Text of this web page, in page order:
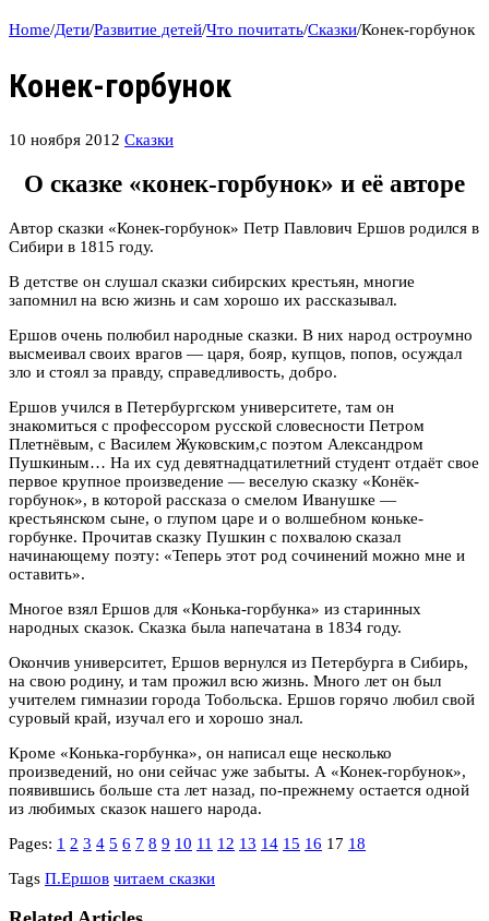
Home/Дети/Развитие детей/Что почитать/Сказки/Конек-горбунок
Конек-горбунок
10 ноября 2012 Сказки
О сказке «конек-горбунок» и её авторе
Автор сказки «Конек-горбунок» Петр Павлович Ершов родился в
Сибири в 1815 году.
В детстве он слушал сказки сибирских крестьян, многие
запомнил на всю жизнь и сам хорошо их рассказывал.
Ершов очень полюбил народные сказки. В них народ остроумно
высмеивал своих врагов — царя, бояр, купцов, попов, осуждал
зло и стоял за правду, справедливость, добро.
Ершов учился в Петербургском университете, там он
знакомиться с профессором русской словесности Петром
Плетнёвым, с Василем Жуковским,с поэтом Александром
Пушкиным… На их суд девятнадцатилетний студент отдаёт свое
первое крупное произведение — веселую сказку «Конёк-
горбунок», в которой рассказа о смелом Иванушке —
крестьянском сыне, о глупом царе и о волшебном коньке-
горбунке. Прочитав сказку Пушкин с похвалою сказал
начинающему поэту: «Теперь этот род сочинений можно мне и
оставить».
Многое взял Ершов для «Конька-горбунка» из старинных
народных сказок. Сказка была напечатана в 1834 году.
Окончив университет, Ершов вернулся из Петербурга в Сибирь,
на свою родину, и там прожил всю жизнь. Много лет он был
учителем гимназии города Тобольска. Ершов горячо любил свой
суровый край, изучал его и хорошо знал.
Кроме «Конька-горбунка», он написал еще несколько
произведений, но они сейчас уже забыты. А «Конек-горбунок»,
появившись больше ста лет назад, по-прежнему остается одной
из любимых сказок нашего народа.
Pages: 1 2 3 4 5 6 7 8 9 10 11 12 13 14 15 16 17 18
Tags П.Ершов читаем сказки